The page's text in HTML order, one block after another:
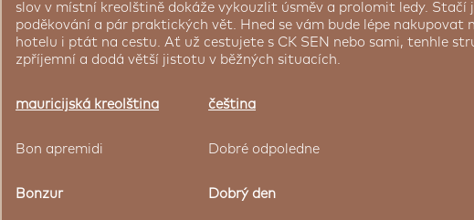
slov v místní kreolštině dokáže vykouzlit úsměv a prolomit ledy. Stačí
poděkování a pár praktických vět. Hned se vám bude lépe nakupovat
hotelu i ptát na cestu. Ať už cestujete s CK SEN nebo sami, tenhle
zpříjemní a dodá větší jistotu v běžných situacích.
mauricijská kreolština čeština
Bon apremidi Dobré odpoledne
Bonzur Dobrý den